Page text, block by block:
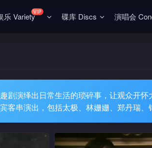
乐 VarietyVIP 碟库 Discs 演唱会
剧演绎出日常生活的琐碎事，让观众开
串演出，包括太极、林姗姗、郑丹瑞、